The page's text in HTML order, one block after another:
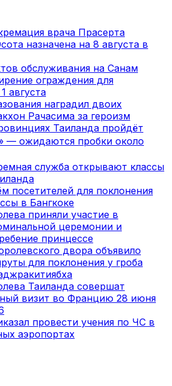
врача Прасерта
назначена на 8 августа в
обслуживания на Санам
ограждения для
августа
наградил двоих
Рачасима за героизм
Таиланда пройдёт
— ожидаются пробки около
служба открывают классы
посетителей для поклонения
в Бангкоке
приняли участие в
церемонии и
принцессе
двора объявило
для поклонения у гроба
Таиланда совершат
визит во Францию 28 июня
провести учения по ЧС в
аэропортах